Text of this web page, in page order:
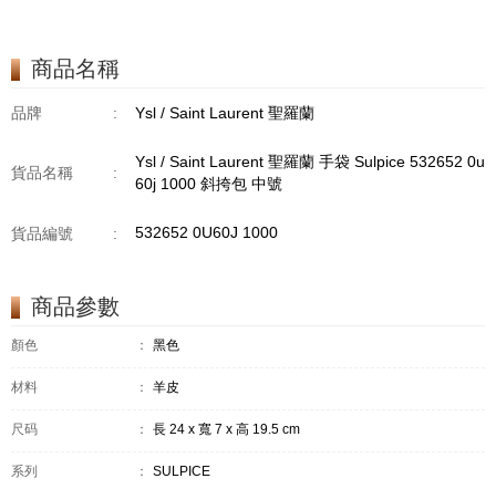
商品名稱
品牌 : Ysl / Saint Laurent 聖羅蘭
貨品名稱 :
Ysl / Saint Laurent 聖羅蘭 手袋 Sulpice 532652 0u
60j 1000 斜挎包 中號
貨品編號 : 532652 0U60J 1000
商品參數
顏色 ： 黑色
材料 ： 羊皮
尺码 ： 長 24 x 寬 7 x 高 19.5 cm
系列 ： SULPICE